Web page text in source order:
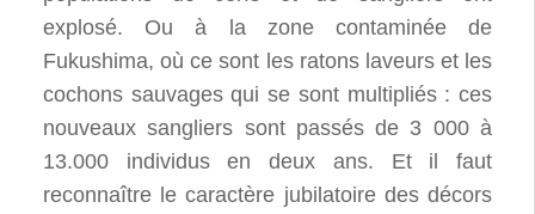
explosé. Ou à la zone contaminée de
Fukushima, où ce sont les ratons laveurs et les
cochons sauvages qui se sont multipliés : ces
nouveaux sangliers sont passés de 3 000 à
13.000 individus en deux ans. Et il faut
reconnaître le caractère jubilatoire des décors